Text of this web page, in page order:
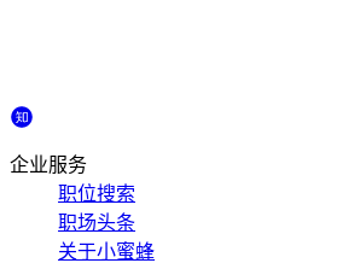
企业服务
职位搜索
职场头条
关于小蜜蜂